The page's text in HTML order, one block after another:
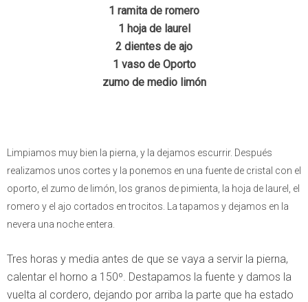
1 ramita de romero
1 hoja de laurel
2 dientes de ajo
1 vaso de Oporto
zumo de medio limón
Limpiamos muy bien la pierna, y la dejamos escurrir. Después
realizamos unos cortes y la ponemos en una fuente de cristal con el
oporto, el zumo de limón, los granos de pimienta, la hoja de laurel, el
romero y el ajo cortados en trocitos. La tapamos y dejamos en la
nevera una noche entera.
Tres horas y media antes de que se vaya a servir la pierna,
calentar el horno a 150º. Destapamos la fuente y damos la
vuelta al cordero, dejando por arriba la parte que ha estado